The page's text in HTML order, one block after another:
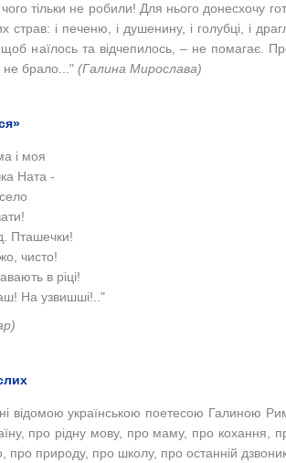
тільки не робили! Для нього донесхочу
страв: і печеню, і душенину, і голубці, і
наїлось та відчепилось, – не помагає.
не брало..." (Галина Мирослава)
і моя
Ната -
Пташечки!
чисто!
в ріці!
На узвишші!.."
відомою українською поетесою Галиною
про рідну мову, про маму, про кохання,
про природу, про школу, про останній